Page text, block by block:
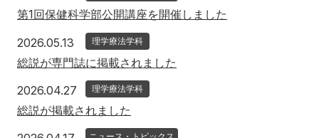
第1回保健科学部公開講座を開催しました
2026.05.13 2026年5月13日
理学療法学科
総説が専門誌に掲載されました
2026.04.27 2026年4月27日
理学療法学科
総説が掲載されました